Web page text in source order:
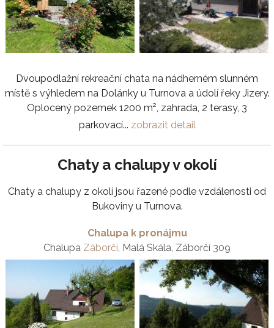
Dvoupodlažní rekreační chata na nádherném slunném
místě s výhledem na Dolánky u Turnova a údolí řeky Jizery.
Oplocený pozemek 1200 m², zahrada, 2 terasy, 3
parkovací... zobrazit detail
Chaty a chalupy v okolí
Chaty a chalupy z okolí jsou řazené podle vzdálenosti od
Bukoviny u Turnova.
Chalupa k pronájmu
Chalupa Záborčí, Malá Skála, Záborčí 309